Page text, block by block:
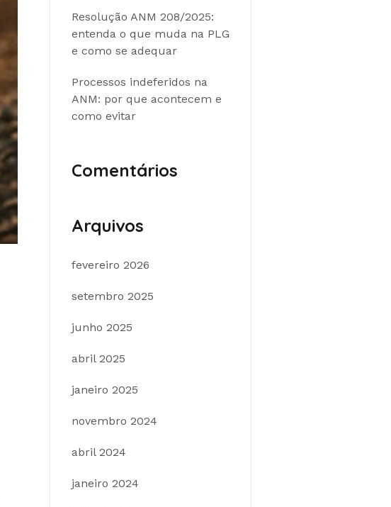
Resolução ANM 208/2025:
entenda o que muda na PLG
e como se adequar
Processos indeferidos na
ANM: por que acontecem e
como evitar
Comentários
Arquivos
fevereiro 2026
setembro 2025
junho 2025
abril 2025
janeiro 2025
novembro 2024
abril 2024
janeiro 2024